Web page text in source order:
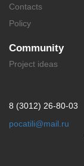
Contacts
Policy
Community
Project ideas
8 (3012) 26-80-03
pocatili@mail.ru